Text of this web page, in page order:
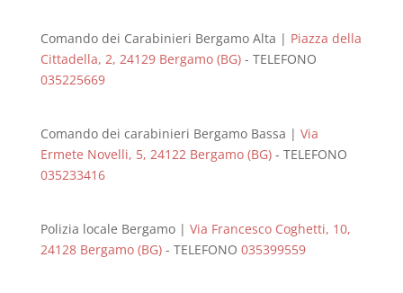
Comando dei Carabinieri Bergamo Alta | Piazza della
Cittadella, 2, 24129 Bergamo (BG)- TELEFONO
035225669
Comando dei carabinieri Bergamo Bassa | Via
Ermete Novelli, 5, 24122 Bergamo (BG)- TELEFONO
035233416
Polizia locale Bergamo | Via Francesco Coghetti, 10,
24128 Bergamo (BG)- TELEFONO 035399559